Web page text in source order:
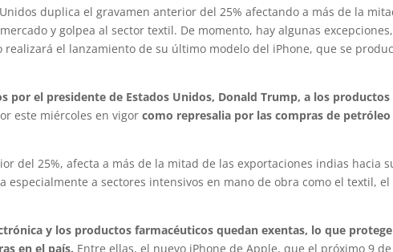
duplica el gravamen anterior del 25% afectando a más de la
y golpea al sector textil. De momento, hay algunas excepciones,
el lanzamiento de su último modelo del iPhone, que se
por el presidente de Estados Unidos, Donald Trump, a los productos
este miércoles en vigorcomo represalia por las compras de petróleo
del 25%, afecta a más de la mitad de las exportaciones indias hacia
especialmente a sectores intensivos en mano de obra como el textil, el
y los productos farmacéuticos quedan exentas, lo que
en el país. Entre ellas, el nuevo iPhone de Apple, que el próximo 9 de